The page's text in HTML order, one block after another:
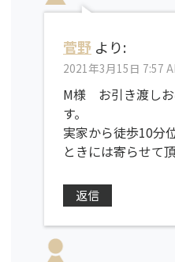
菅野 より:
2021年3月15日 7:57
M様 お引き渡し
す。
実家から徒歩10分
ときには寄らせて
返信